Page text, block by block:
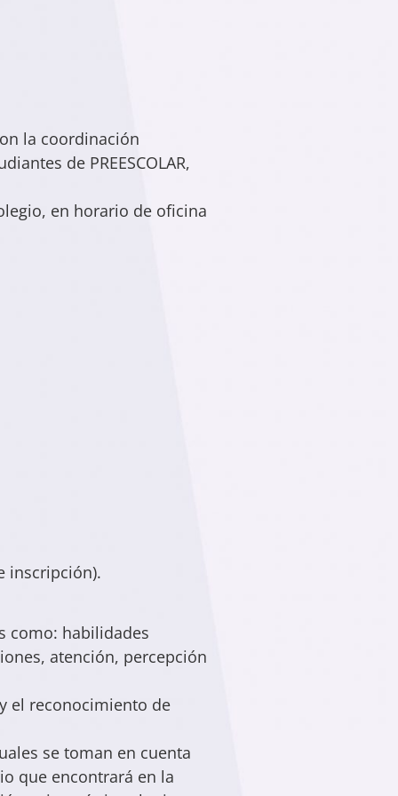
la coordinación
de PREESCOLAR,
en horario de oficina
inscripción).
como: habilidades
atención, percepción
el reconocimiento de
se toman en cuenta
que encontrará en la